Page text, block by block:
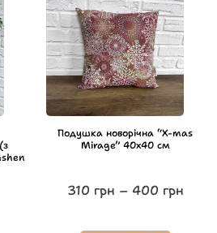
Подушка новорічна “X-mas
Mirage” 40х40 см
310 грн – 400 грн